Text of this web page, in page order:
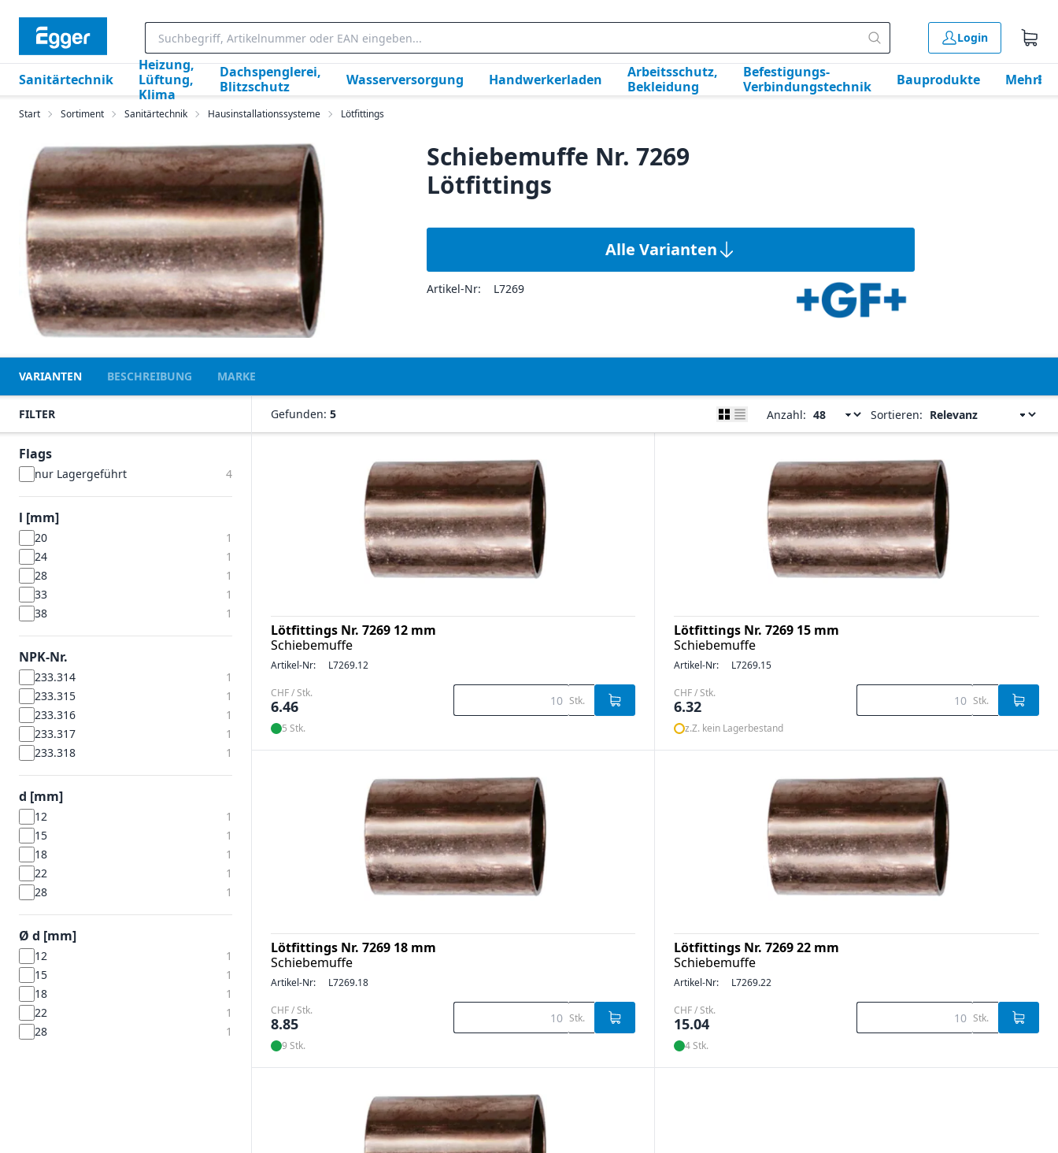
Login
Sanitärtechnik
Heizung,
Lüftung,
Klima
Dachspenglerei,
Blitzschutz
Wasserversorgung Handwerkerladen
Arbeitsschutz,
Bekleidung
Befestigungs-
Verbindungstechnik
Bauprodukte Mehr
Start Sortiment Sanitärtechnik Hausinstallationssysteme Lötfittings
Schiebemuffe Nr. 7269
Lötfittings
Alle Varianten
Artikel-Nr: L7269
VARIANTEN BESCHREIBUNG MARKE
FILTER
Flags
nur Lagergeführt 4
l [mm]
20
1
24
1
28
1
33
1
38
1
NPK-Nr.
233.314
1
233.315
1
233.316
1
233.317
1
233.318
1
d [mm]
12
1
15
1
18
1
22
1
28
1
Ø d [mm]
12
1
15
1
18
1
22
1
28
1
Gefunden: 5 Anzahl: Sortieren:
Lötfittings Nr. 7269 12 mm
Schiebemuffe
Artikel-Nr: L7269.12
CHF / Stk.
6.46 Stk.
5 Stk.
Lötfittings Nr. 7269 15 mm
Schiebemuffe
Artikel-Nr: L7269.15
CHF / Stk.
6.32 Stk.
z.Z. kein Lagerbestand
Lötfittings Nr. 7269 18 mm
Schiebemuffe
Artikel-Nr: L7269.18
CHF / Stk.
8.85 Stk.
9 Stk.
Lötfittings Nr. 7269 22 mm
Schiebemuffe
Artikel-Nr: L7269.22
CHF / Stk.
15.04 Stk.
4 Stk.